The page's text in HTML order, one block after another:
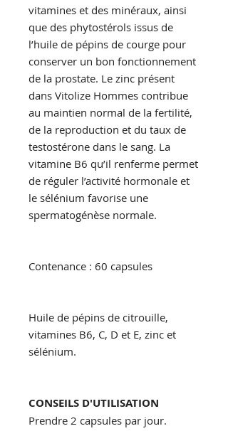
vitamines et des minéraux, ainsi
que des phytostérols issus de
l’huile de pépins de courge pour
conserver un bon fonctionnement
de la prostate. Le zinc présent
dans Vitolize Hommes contribue
au maintien normal de la fertilité,
de la reproduction et du taux de
testostérone dans le sang. La
vitamine B6 qu’il renferme permet
de réguler l’activité hormonale et
le sélénium favorise une
spermatogénèse normale.
Contenance : 60 capsules
Huile de pépins de citrouille,
vitamines B6, C, D et E, zinc et
sélénium.
CONSEILS D'UTILISATION
Prendre 2 capsules par jour.